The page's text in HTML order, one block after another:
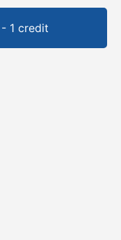
1 credit